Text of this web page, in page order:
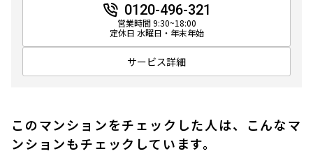
0120-496-321
営業時間 9:30~18:00
定休日 水曜日・年末年始
サービス詳細
このマンションをチェックした人は、こんなマ
ンションもチェックしています。